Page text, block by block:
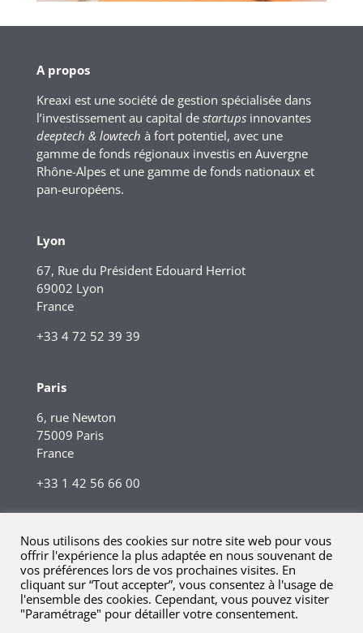
A propos
Kreaxi est une société de gestion spécialisée dans
l’investissement au capital de startupsinnovantes
deeptech & lowtech à fort potentiel, avec une
gamme de fonds régionaux investis en Auvergne
Rhône-Alpes et une gamme de fonds nationaux et
pan-européens.
Lyon
67, Rue du Président Edouard Herriot
69002 Lyon
France
+33 4 72 52 39 39
Paris
6, rue Newton
75009 Paris
France
+33 1 42 56 66 00
Nous utilisons des cookies sur notre site web pour vous
offrir l'expérience la plus adaptée en nous souvenant de
vos préférences lors de vos prochaines visites. En
cliquant sur “Tout accepter”, vous consentez à l'usage de
l'ensemble des cookies. Cependant, vous pouvez visiter
"Paramétrage" pour détailler votre consentement.